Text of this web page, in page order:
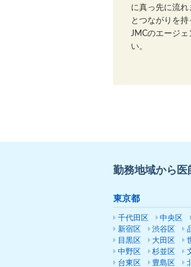
に真っ先に流
とつながりを
JMCのエージ
い。
勤務地域から医
東京都
千代田区 中央区
新宿区
渋谷区
目黒区
大田区
中野区
杉並区
台東区
豊島区